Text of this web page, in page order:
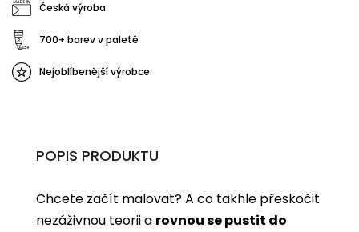
Česká výroba
700+ barev v paletě
Nejoblíbenější výrobce
POPIS PRODUKTU
Chcete začít malovat? A co takhle přeskočit
nezáživnou teorii a rovnou se pustit do